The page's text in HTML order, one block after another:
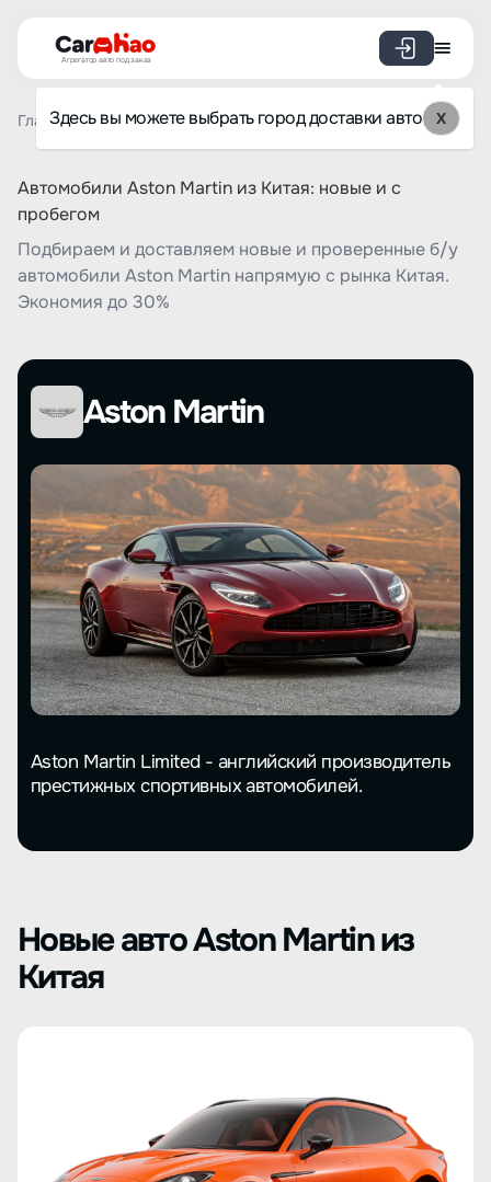
Агрегатор авто под заказ
Здесь вы можете выбрать город доставки авто X
Главная Список брендов Aston Martin
Автомобили Aston Martin из Китая: новые и с
пробегом
Подбираем и доставляем новые и проверенные б/у
автомобили Aston Martin напрямую с рынка Китая.
Экономия до 30%
Aston Martin
Aston Martin Limited - английский производитель
престижных спортивных автомобилей.
Новые авто Aston Martin из
Китая